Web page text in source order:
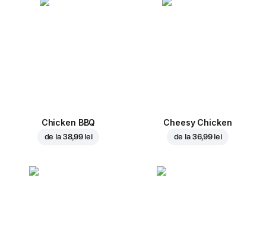
Chicken BBQ
de la 38,99 lei
Cheesy Chicken
de la 36,99 lei